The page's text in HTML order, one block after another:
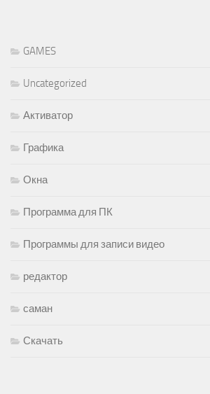
GAMES
Uncategorized
Активатор
Графика
Окна
Программа для ПК
Программы для записи видео
редактор
саман
Скачать